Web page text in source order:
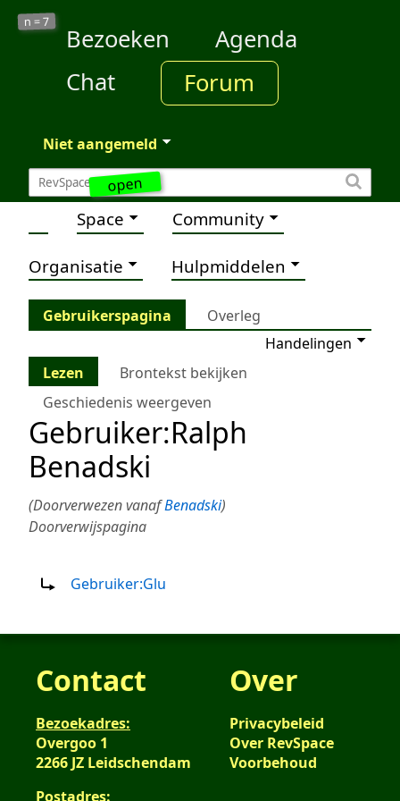
open
n =7
Bezoeken
Agenda
Chat
Forum
Niet aangemeld
Space Community
Organisatie Hulpmiddelen
Gebruikerspagina
Overleg
Handelingen
Lezen
Brontekst bekijken
Geschiedenis weergeven
Gebruiker:Ralph
Benadski
(Doorverwezen vanafBenadski)
Doorverwijspagina
Gebruiker:Glu
Contact
Bezoekadres:
Overgoo 1
2266 JZ Leidschendam
Postadres:
Over
Privacybeleid
Over RevSpace
Voorbehoud